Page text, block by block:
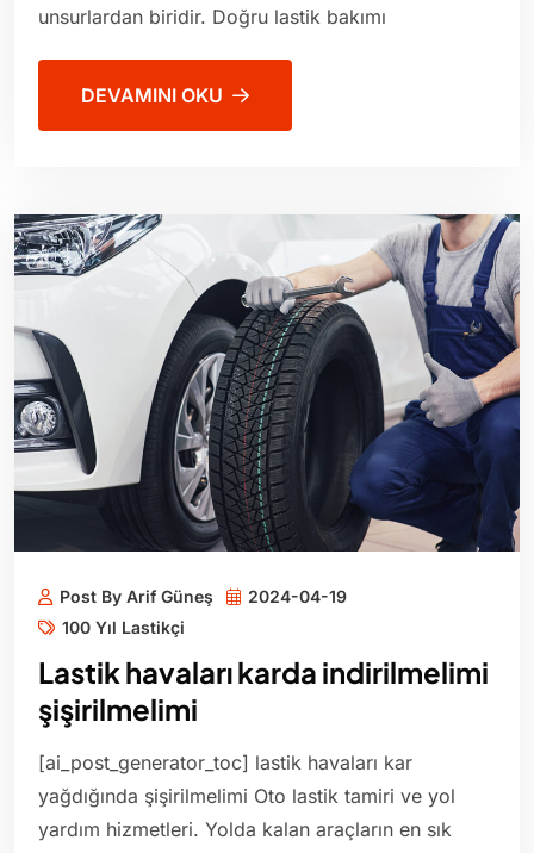
unsurlardan biridir. Doğru lastik bakımı
DEVAMINI OKU
Post By Arif Güneş
2024-04-19
100 Yıl Lastikçi
Lastik havaları karda indirilmelimi
şişirilmelimi
[ai_post_generator_toc] lastik havaları kar
yağdığında şişirilmelimi Oto lastik tamiri ve yol
yardım hizmetleri. Yolda kalan araçların en sık